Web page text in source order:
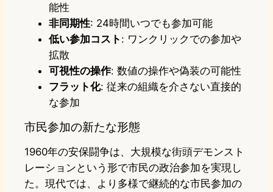
能性
非同期性: 24時間いつでも参加可能
低い参加コスト : ワンクリックでの参加や
拡散
可視性の操作: 数値の操作や偽装の可能性
フラット化: 従来の組織を介さない直接的
な参加
市民参加の新たな形態
1960年の安保闘争は、大規模な街頭デモンスト
レーションという形で市民の政治参加を実現し
た。現代では、より多様で継続的な市民参加の